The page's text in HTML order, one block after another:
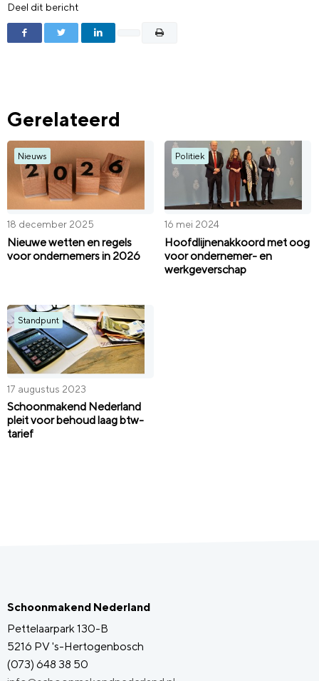
Deel dit bericht
Gerelateerd
Nieuws
18 december 2025
Nieuwe wetten en regels
voor ondernemers in 2026
Politiek
16 mei 2024
Hoofdlijnenakkoord met oog
voor ondernemer- en
werkgeverschap
Standpunt
17 augustus 2023
Schoonmakend Nederland
pleit voor behoud laag btw-
tarief
Schoonmakend Nederland
Pettelaarpark 130-B
5216 PV 's-Hertogenbosch
(073) 648 38 50